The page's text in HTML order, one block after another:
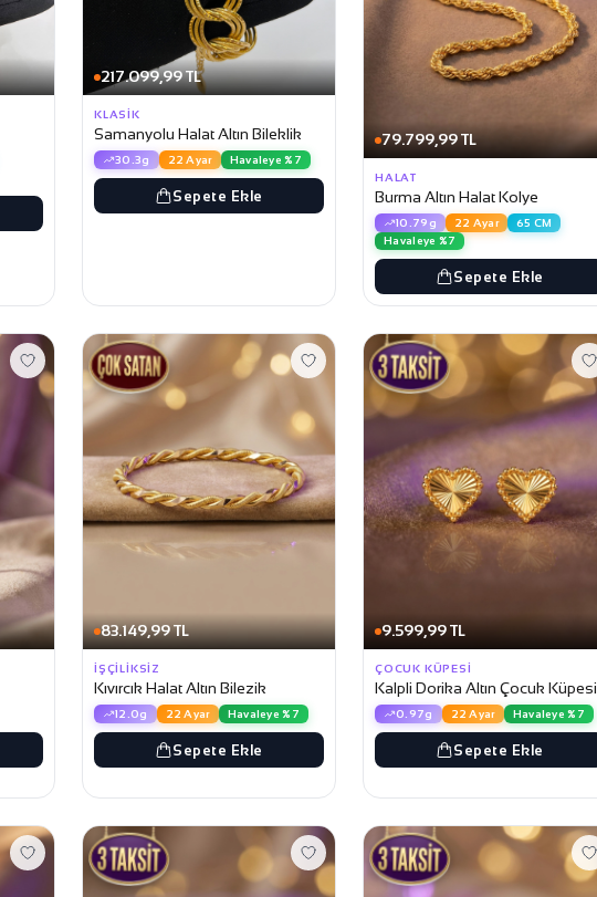
217.099,99 TL
KLASIK
Samanyolu Halat Altın Bileklik
30.3g 22 Ayar Havaleye %7
Sepete Ekle
79.799,99 TL
HALAT
Burma Altın Halat Kolye
10.79g 22 Ayar
65 CM
Havaleye %7
Sepete Ekle
83.149,99 TL
İŞÇILIKSIZ
Kıvırcık Halat Altın Bilezik
12.0g 22 Ayar Havaleye %7
Sepete Ekle
9.599,99 TL
ÇOCUK KÜPESI
Kalpli Dorika Altın Çocuk Küpesi
0.97g 22 Ayar Havaleye %7
Sepete Ekle